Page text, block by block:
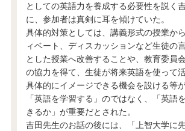
としての英語力を養成する必要性を説く
に、参加者は真剣に耳を傾けていた。
具体的対策としては、講義形式の授業か
ィベート、ディスカッションなど生徒の
とした授業へ改善することや、教育委員
の協力を得て、生徒が将来英語を使って
具体的にイメージできる機会を設ける等が
「英語を学習する」のではなく、「英語
きるか」が重要だとされた。
吉田先生のお話の後には、「上智大学に